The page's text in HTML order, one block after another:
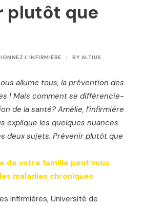
plutôt que
L'INFIRMIÈRE | BY ALTIUS
allume tous, la prévention des
! Mais comment se différencie-
de la santé? Amélie, l’infirmière
explique les quelques nuances
deux sujets. Prévenir plutôt que
Infirmières, Université de